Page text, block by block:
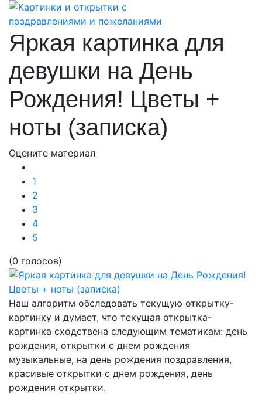
Яркая картинка для
девушки на День
Рождения! Цветы +
ноты (записка)
Оцените материал
1
2
3
4
5
(0 голосов)
Наш алгоритм обследовать текущую открытку-
картинку и думает, что текущая открытка-
картинка сходствена следующим тематикам: день
рождения, открытки с днем рождения
музыкальные, на день рождения поздравления,
красивые открытки с днем рождения, день
рождения открытки.